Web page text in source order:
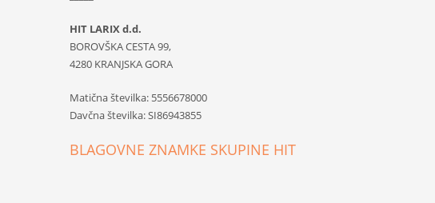
HIT LARIX d.d.
BOROVŠKA CESTA 99,
4280 KRANJSKA GORA
Matična številka: 5556678000
Davčna številka: SI86943855
BLAGOVNE ZNAMKE SKUPINE HIT